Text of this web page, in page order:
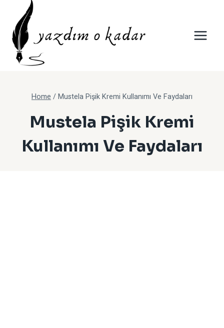
content
Home/Mustela Pişik Kremi Kullanımı Ve Faydaları
Mustela Pişik Kremi
Kullanımı Ve Faydaları